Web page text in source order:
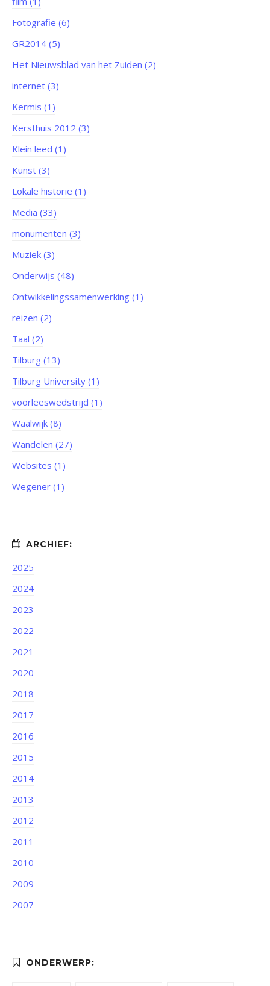
Fotografie (6)
GR2014 (5)
Het Nieuwsblad van het Zuiden (2)
internet (3)
Kermis (1)
Kersthuis 2012 (3)
Klein leed (1)
Kunst (3)
Lokale historie (1)
Media (33)
monumenten (3)
Muziek (3)
Onderwijs (48)
Ontwikkelingssamenwerking (1)
reizen (2)
Taal (2)
Tilburg (13)
Tilburg University (1)
voorleeswedstrijd (1)
Waalwijk (8)
Wandelen (27)
Websites (1)
Wegener (1)
2025
2024
2023
2022
2021
2020
2018
2017
2016
2015
2014
2013
2012
2011
2010
2009
2007